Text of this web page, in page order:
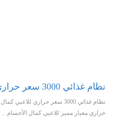
نظام غذائي 3000 سعر حراري للاعبي كمال الأجسام
حراري معيار مميز للاعبي كمال الأجسام…